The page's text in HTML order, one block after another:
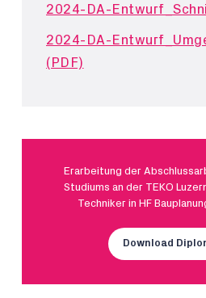
2024-DA-
2024-DA-
(PDF)
Erarbeitung der
Studiums an der TEKO
Techniker in HF
Download